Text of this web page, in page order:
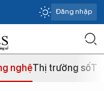
Đăng nhập
nghệThị trường số